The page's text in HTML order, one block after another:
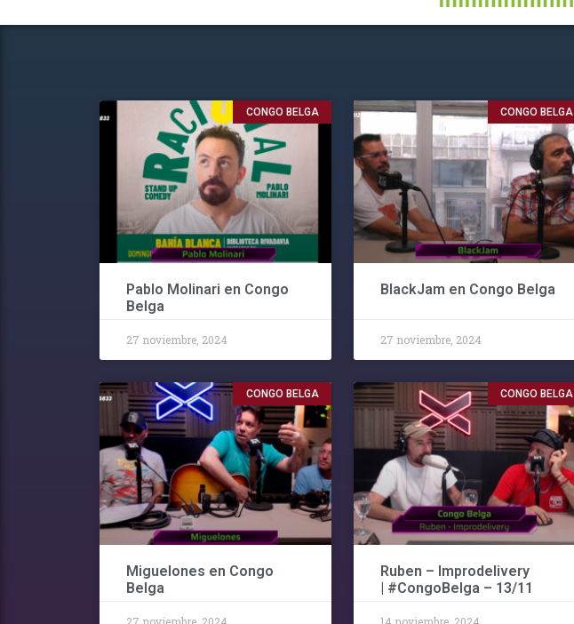
CONGO BELGA
Pablo Molinari en Congo
Belga
27 noviembre, 2024
CONGO BELGA
BlackJam en Congo Belga
27 noviembre, 2024
CONGO BELGA
Miguelones en Congo
Belga
27 noviembre, 2024
CONGO BELGA
Ruben – Improdelivery
| #CongoBelga – 13/11
14 noviembre, 2024